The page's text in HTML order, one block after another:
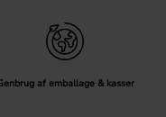
i antik messing eller jern
følelse og passer perfekt
af emballage & kasser